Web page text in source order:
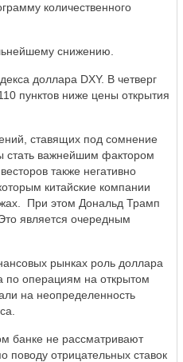
количественного
снижению.
доллара DXY. В четверг
пунктов ниже цены открытия
ставящих под сомнение
стать важнейшим фактором
также негативно
китайские компании
При этом Дональд Трамп
является очередным
рынках роль доллара
по операциям на открытом
на неопределенность
банке не рассматривают
поводу отрицательных ставок